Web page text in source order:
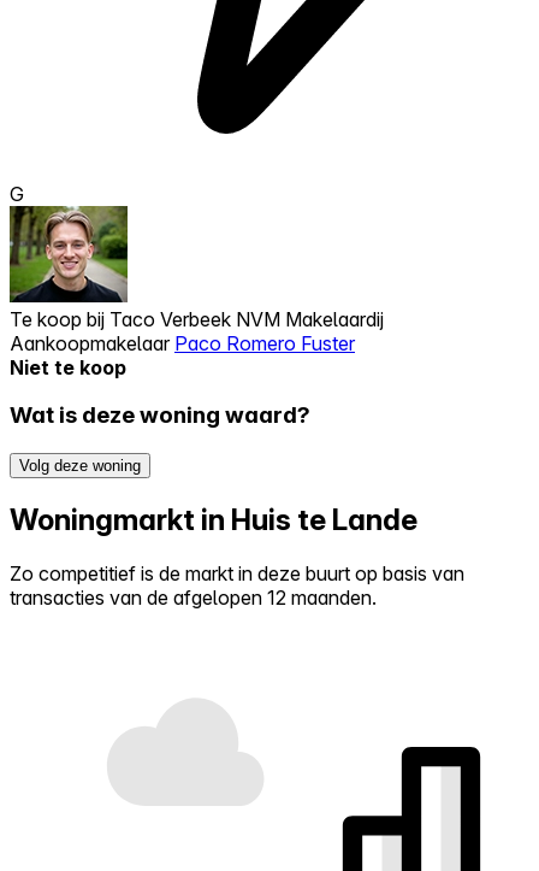
G
Te koop bij Taco Verbeek NVM Makelaardij
Aankoopmakelaar Paco Romero Fuster
Niet te koop
Wat is deze woning waard?
Volg deze woning
Woningmarkt in Huis te Lande
Zo competitief is de markt in deze buurt op basis van
transacties van de afgelopen 12 maanden.